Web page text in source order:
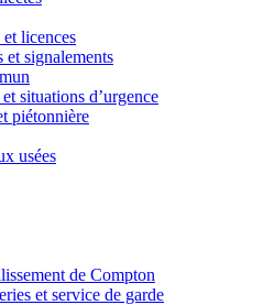
licences
et signalements
situations d’urgence
piétonnière
usées
de Compton
et service de garde